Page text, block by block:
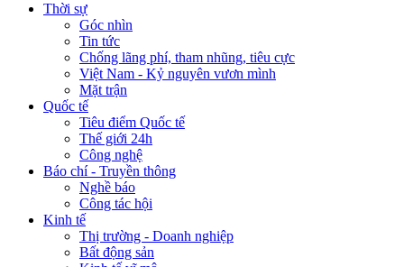
Thời sự
Góc nhìn
Tin tức
Chống lãng phí, tham nhũng, tiêu cực
Việt Nam - Kỷ nguyên vươn mình
Mặt trận
Quốc tế
Tiêu điểm Quốc tế
Thế giới 24h
Công nghệ
Báo chí - Truyền thông
Nghề báo
Công tác hội
Kinh tế
Thị trường - Doanh nghiệp
Bất động sản